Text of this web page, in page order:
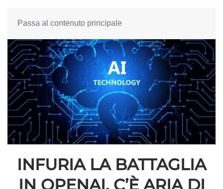
Passa al contenuto principale
INFURIA LA BATTAGLIA
IN OPENAI, C’È ARIA DI